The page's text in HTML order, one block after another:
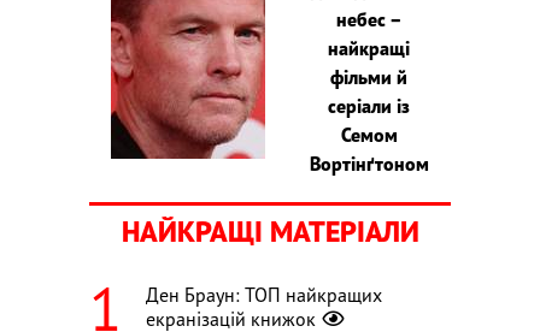
небес –
найкращі
фільми й
серіали із
Семом
Вортінґтоном
НАЙКРАЩІ МАТЕРІАЛИ
Ден Браун: ТОП найкращих
екранізацій книжок